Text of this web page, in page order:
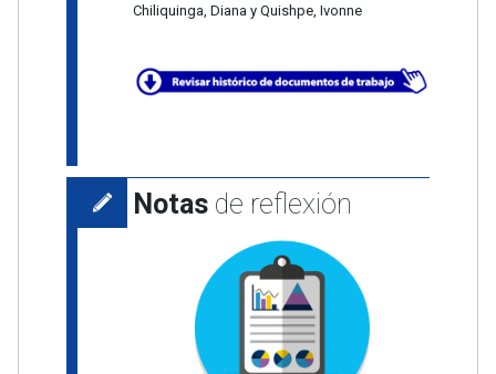
Chiliquinga, Diana y Quishpe, Ivonne
Notasde reflexión